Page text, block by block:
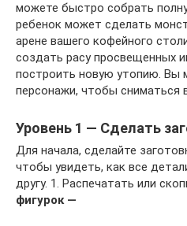
можете быстро собрать
ребенок может сделать
арене вашего кофейного
создать расу просвещенных
построить новую утопию. Вы
персонажи, чтобы
Уровень 1 — Сделать
Для начала, сделайте
чтобы увидеть, как все
другу. 1. Распечатать или
фигурок —